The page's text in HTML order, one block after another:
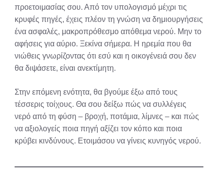
προετοιμασίας σου. Από τον υπολογισμό μέχρι τις
κρυφές πηγές, έχεις πλέον τη γνώση να δημιουργήσεις
ένα ασφαλές, μακροπρόθεσμο απόθεμα νερού. Μην το
αφήσεις για αύριο. Ξεκίνα σήμερα. Η ηρεμία που θα
νιώθεις γνωρίζοντας ότι εσύ και η οικογένειά σου δεν
θα διψάσετε, είναι ανεκτίμητη.
Στην επόμενη ενότητα, θα βγούμε έξω από τους
τέσσερις τοίχους. Θα σου δείξω πώς να συλλέγεις
νερό από τη φύση – βροχή, ποτάμια, λίμνες – και πώς
να αξιολογείς ποια πηγή αξίζει τον κόπο και ποια
κρύβει κινδύνους. Ετοιμάσου να γίνεις κυνηγός νερού.